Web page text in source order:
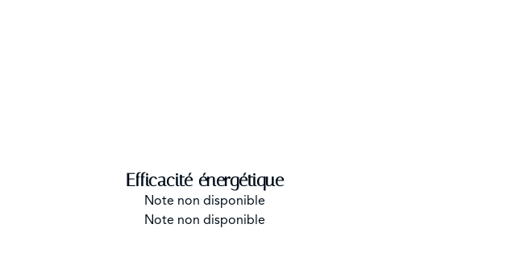
Efficacité énergétique
Note non disponible
Note non disponible